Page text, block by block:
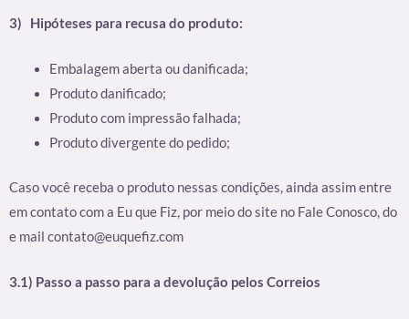
3) Hipóteses para recusa do produto:
Embalagem aberta ou danificada;
Produto danificado;
Produto com impressão falhada;
Produto divergente do pedido;
Caso você receba o produto nessas condições, ainda assim entre
em contato com a Eu que Fiz, por meio do site no Fale Conosco, do
e mail contato@euquefiz.com
3.1) Passo a passo para a devolução pelos Correios